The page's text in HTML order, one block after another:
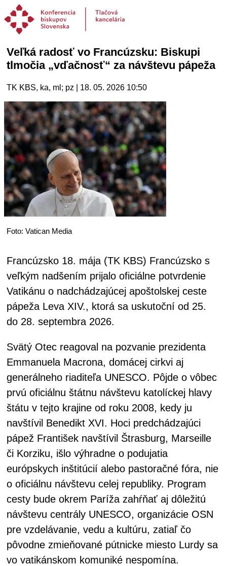
Veľká radosť vo Francúzsku: Biskupi
tlmočia „vďačnosť“ za návštevu pápeža
TK KBS, ka, ml; pz | 18. 05. 2026 10:50
Foto: Vatican Media
Francúzsko 18. mája (TK KBS) Francúzsko s
veľkým nadšením prijalo oficiálne potvrdenie
Vatikánu o nadchádzajúcej apoštolskej ceste
pápeža Leva XIV., ktorá sa uskutoční od 25.
do 28. septembra 2026.
Svätý Otec reagoval na pozvanie prezidenta
Emmanuela Macrona, domácej cirkvi aj
generálneho riaditeľa UNESCO. Pôjde o vôbec
prvú oficiálnu štátnu návštevu katolíckej hlavy
štátu v tejto krajine od roku 2008, kedy ju
navštívil Benedikt XVI. Hoci predchádzajúci
pápež František navštívil Štrasburg, Marseille
či Korziku, išlo výhradne o podujatia
európskych inštitúcií alebo pastoračné fóra, nie
o oficiálnu návštevu celej republiky. Program
cesty bude okrem Paríža zahŕňať aj dôležitú
návštevu centrály UNESCO, organizácie OSN
pre vzdelávanie, vedu a kultúru, zatiaľ čo
pôvodne zmieňované pútnicke miesto Lurdy sa
vo vatikánskom komuniké nespomína.